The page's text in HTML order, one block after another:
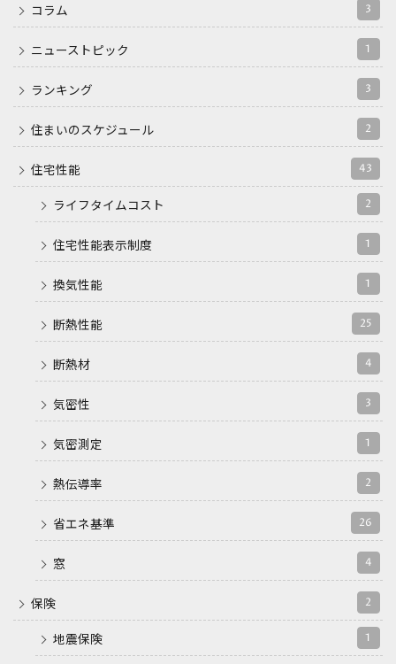
コラム 3
ニューストピック 1
ランキング 3
住まいのスケジュール 2
住宅性能 43
ライフタイムコスト 2
住宅性能表示制度 1
換気性能 1
断熱性能 25
断熱材 4
気密性 3
気密測定 1
熱伝導率 2
省エネ基準 26
窓 4
保険 2
地震保険 1